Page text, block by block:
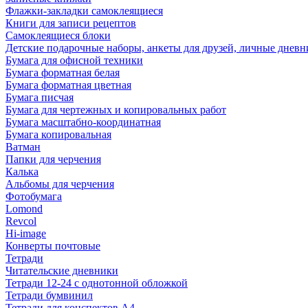
Флажки-закладки самоклеящиеся
Книги для записи рецептов
Самоклеящиеся блоки
Детские подарочные наборы, анкеты для друзей, личные
Бумага для офисной техники
Бумага форматная белая
Бумага форматная цветная
Бумага писчая
Бумага для чертежных и копировальных работ
Бумага масштабно-координатная
Бумага копировальная
Ватман
Папки для черчения
Калька
Альбомы для черчения
Фотобумага
Lomond
Revcol
Hi-image
Конверты почтовые
Тетради
Читательские дневники
Тетради 12-24 с однотонной обложкой
Тетради бумвинил